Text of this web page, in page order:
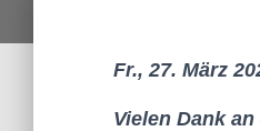
Fr., 27. März
Vielen Dank